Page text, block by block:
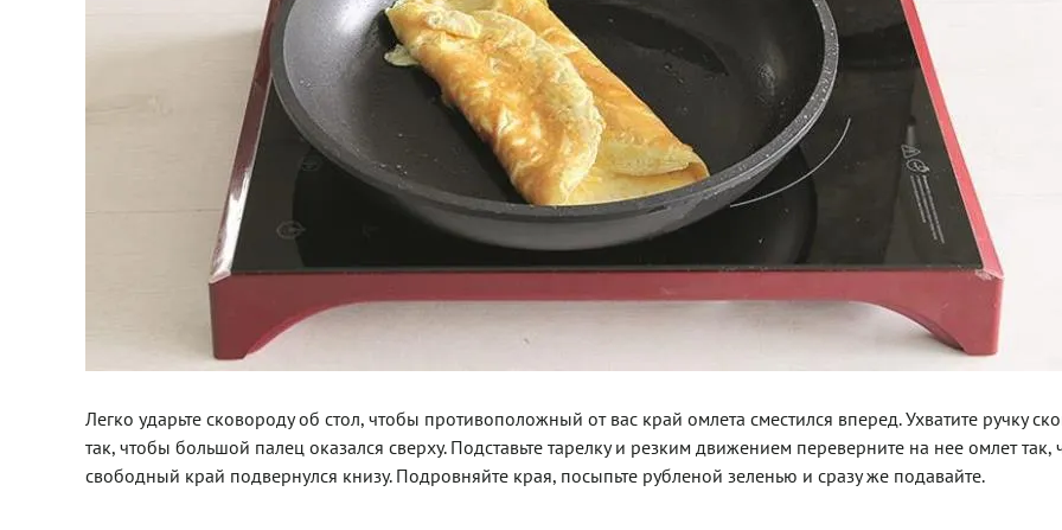
Легко ударьте сковороду об стол, чтобы противоположный от вас край омлета сместился вперед. Ухватите ручку
так, чтобы большой палец оказался сверху. Подставьте тарелку и резким движением переверните на нее омлет так,
свободный край подвернулся книзу. Подровняйте края, посыпьте рубленой зеленью и сразу же подавайте.